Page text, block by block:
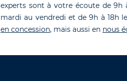
experts sont à votre écoute de 9h
mardi au vendredi et de 9h à 18h
en concession, mais aussi en nous